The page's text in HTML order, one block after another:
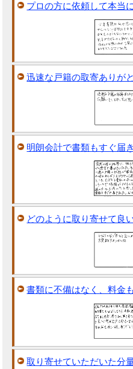
プロの方に依頼して本当
迅速な戸籍の取寄ありが
明朗会計で書類もすぐ届
どのように取り寄せて良
書類に不備はなく、料金
取り寄せていただいた分